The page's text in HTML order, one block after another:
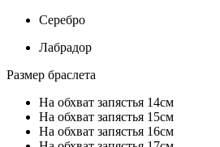
Серебро
Лабрадор
Размер браслета
На обхват запястья 14см
На обхват запястья 15см
На обхват запястья 16см